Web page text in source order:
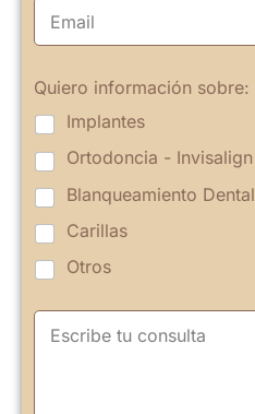
Quiero información sobre:
Implantes
Ortodoncia - Invisalign
Blanqueamiento Dental
Carillas
Otros